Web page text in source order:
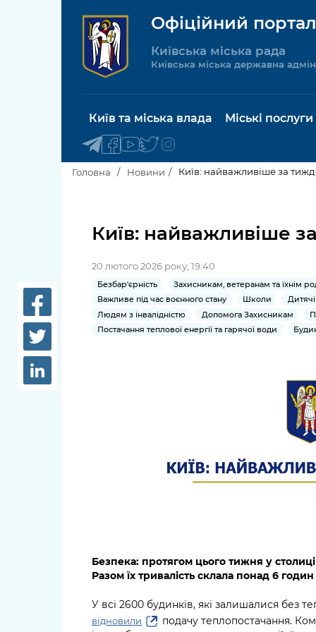
Офіційний
Київська міська рада
Київська міська державна
Київ та міська влада
Київська міська рада
Про Київ
Керівництво КМДА
Структура
Проєкти розпоряджень, що
перебувають на погодженні
Міські послуги
послуги
Паспорт,
довідки
Освіта
заклади
Дороги,
парковки
Головна Новини Київ: найважливіше за
Київ: найважливіше
20 лютого 2026 року, 19:40
Безбар'єрність Захисникам, ветеранам та їхнім
Важливе під час воєнного стану
Школи
Людям з інвалідністю
Допомога Захисникам
Постачання теплової енергії та гарячої води
Безпека: протягом цього тижня у
Разом їх тривалість склала понад 6 годин
У всі 2600 будинків, які залишалися без
відновили
подачу теплопостачання.